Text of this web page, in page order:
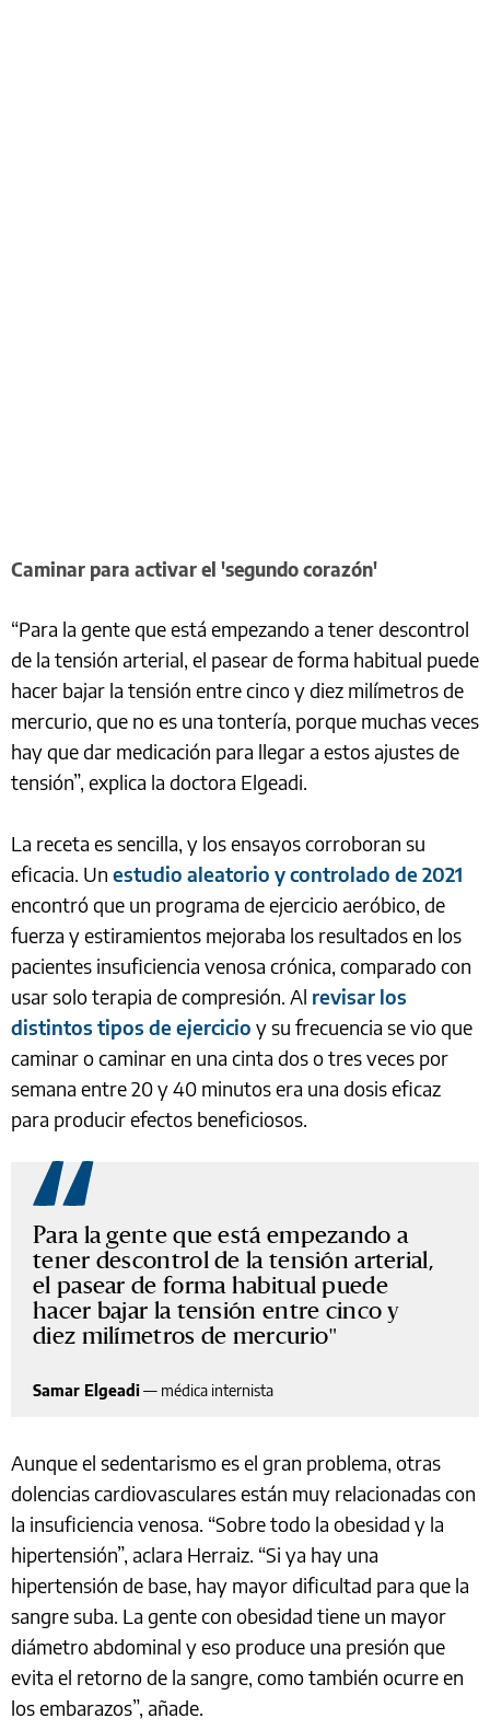
Caminar para activar el 'segundo corazón'
“Para la gente que está empezando a tener descontrol
de la tensión arterial, el pasear de forma habitual puede
hacer bajar la tensión entre cinco y diez milímetros de
mercurio, que no es una tontería, porque muchas veces
hay que dar medicación para llegar a estos ajustes de
tensión”, explica la doctora Elgeadi.
La receta es sencilla, y los ensayos corroboran su
eficacia. Un estudio aleatorio y controlado de 2021
encontró que un programa de ejercicio aeróbico, de
fuerza y estiramientos mejoraba los resultados en los
pacientes insuficiencia venosa crónica, comparado con
usar solo terapia de compresión. Al revisar los
distintos tipos de ejercicio y su frecuencia se vio que
caminar o caminar en una cinta dos o tres veces por
semana entre 20 y 40 minutos era una dosis eficaz
para producir efectos beneficiosos.
Para la gente que está empezando a
tener descontrol de la tensión arterial,
el pasear de forma habitual puede
hacer bajar la tensión entre cinco y
diez milímetros de mercurio
Samar Elgeadi— médica internista
Aunque el sedentarismo es el gran problema, otras
dolencias cardiovasculares están muy relacionadas con
la insuficiencia venosa. “Sobre todo la obesidad y la
hipertensión”, aclara Herraiz. “Si ya hay una
hipertensión de base, hay mayor dificultad para que la
sangre suba. La gente con obesidad tiene un mayor
diámetro abdominal y eso produce una presión que
evita el retorno de la sangre, como también ocurre en
los embarazos”, añade.